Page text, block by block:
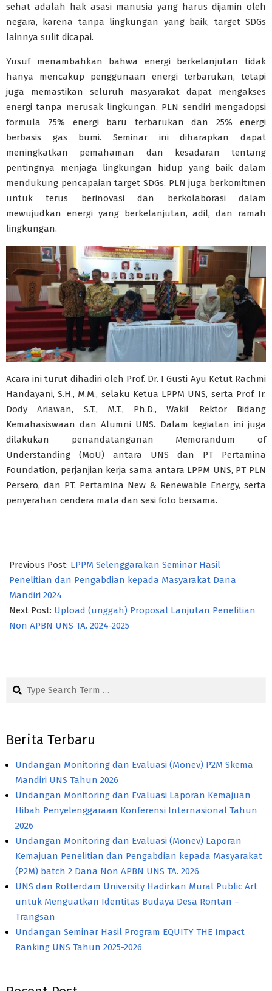
sehat adalah hak asasi manusia yang harus dijamin oleh
negara, karena tanpa lingkungan yang baik, target SDGs
lainnya sulit dicapai.
Yusuf menambahkan bahwa energi berkelanjutan tidak
hanya mencakup penggunaan energi terbarukan, tetapi
juga memastikan seluruh masyarakat dapat mengakses
energi tanpa merusak lingkungan. PLN sendiri mengadopsi
formula 75% energi baru terbarukan dan 25% energi
berbasis gas bumi. Seminar ini diharapkan dapat
meningkatkan pemahaman dan kesadaran tentang
pentingnya menjaga lingkungan hidup yang baik dalam
mendukung pencapaian target SDGs. PLN juga berkomitmen
untuk terus berinovasi dan berkolaborasi dalam
mewujudkan energi yang berkelanjutan, adil, dan ramah
lingkungan.
Acara ini turut dihadiri oleh Prof. Dr. I Gusti Ayu Ketut Rachmi
Handayani, S.H., M.M., selaku Ketua LPPM UNS, serta Prof. Ir.
Dody Ariawan, S.T., M.T., Ph.D., Wakil Rektor Bidang
Kemahasiswaan dan Alumni UNS. Dalam kegiatan ini juga
dilakukan penandatanganan Memorandum of
Understanding (MoU) antara UNS dan PT Pertamina
Foundation, perjanjian kerja sama antara LPPM UNS, PT PLN
Persero, dan PT. Pertamina New & Renewable Energy, serta
penyerahan cendera mata dan sesi foto bersama.
11-
29
Previous Post: LPPM Selenggarakan Seminar Hasil
Penelitian dan Pengabdian kepada Masyarakat Dana
Mandiri 2024
Next Post: Upload (unggah) Proposal Lanjutan Penelitian
Non APBN UNS TA. 2024-2025
Search
Berita Terbaru
Undangan Monitoring dan Evaluasi (Monev) P2M Skema
Mandiri UNS Tahun 2026
Undangan Monitoring dan Evaluasi Laporan Kemajuan
Hibah Penyelenggaraan Konferensi Internasional Tahun
2026
Undangan Monitoring dan Evaluasi (Monev) Laporan
Kemajuan Penelitian dan Pengabdian kepada Masyarakat
(P2M) batch 2 Dana Non APBN UNS TA. 2026
UNS dan Rotterdam University Hadirkan Mural Public Art
untuk Menguatkan Identitas Budaya Desa Rontan –
Trangsan
Undangan Seminar Hasil Program EQUITY THE Impact
Ranking UNS Tahun 2025-2026